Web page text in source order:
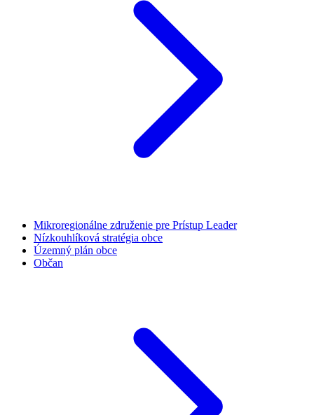
Mikroregionálne združenie pre Prístup Leader
Nízkouhlíková stratégia obce
Územný plán obce
Občan